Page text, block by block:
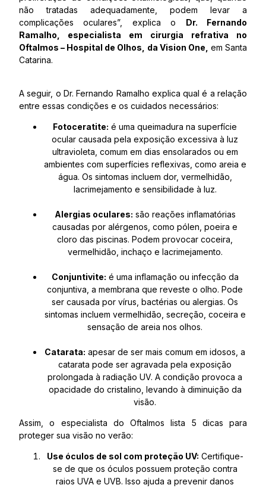
não tratadas adequadamente, podem levar a
complicações oculares”, explica o Dr. Fernando
Ramalho, especialista em cirurgia refrativa no
Oftalmos – Hospital de Olhos, da Vision One, em Santa
Catarina.
A seguir, o Dr. Fernando Ramalho explica qual é a relação
entre essas condições e os cuidados necessários:
Fotoceratite: é uma queimadura na superfície
ocular causada pela exposição excessiva à luz
ultravioleta, comum em dias ensolarados ou em
ambientes com superfícies reflexivas, como areia e
água. Os sintomas incluem dor, vermelhidão,
lacrimejamento e sensibilidade à luz.
Alergias oculares: são reações inflamatórias
causadas por alérgenos, como pólen, poeira e
cloro das piscinas. Podem provocar coceira,
vermelhidão, inchaço e lacrimejamento.
Conjuntivite: é uma inflamação ou infecção da
conjuntiva, a membrana que reveste o olho. Pode
ser causada por vírus, bactérias ou alergias. Os
sintomas incluem vermelhidão, secreção, coceira e
sensação de areia nos olhos.
Catarata: apesar de ser mais comum em idosos, a
catarata pode ser agravada pela exposição
prolongada à radiação UV. A condição provoca a
opacidade do cristalino, levando à diminuição da
visão.
Assim, o especialista do Oftalmos lista 5 dicas para
proteger sua visão no verão:
Use óculos de sol com proteção UV: Certifique-
se de que os óculos possuem proteção contra
raios UVA e UVB. Isso ajuda a prevenir danos